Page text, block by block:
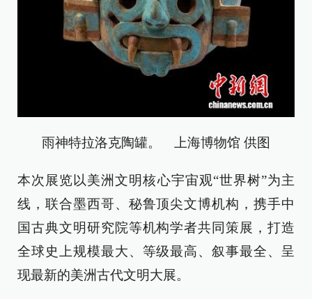
雨神特拉洛克陶罐。 上海博物馆 供图
本次展览以美洲文明核心宇宙观“世界树”为主
线，联合墨西哥、秘鲁顶尖文博机构，携手中
国古典文明研究院等机构学者共同策展，打造
全球史上规模最大、等级最高、叙事最全、呈
现最新的美洲古代文明大展。